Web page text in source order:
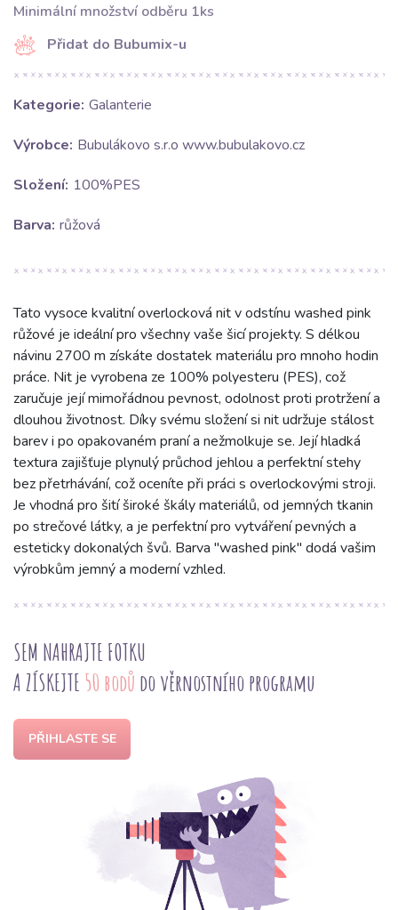
Minimální množství odběru 1ks
Přidat do Bubumix-u
Kategorie: Galanterie
Výrobce: Bubulákovo s.r.o www.bubulakovo.cz
Složení: 100%PES
Barva: růžová
Tato vysoce kvalitní overlocková nit v odstínu washed pink
růžové je ideální pro všechny vaše šicí projekty. S délkou
návinu 2700 m získáte dostatek materiálu pro mnoho hodin
práce. Nit je vyrobena ze 100% polyesteru (PES), což
zaručuje její mimořádnou pevnost, odolnost proti protržení a
dlouhou životnost. Díky svému složení si nit udržuje stálost
barev i po opakovaném praní a nežmolkuje se. Její hladká
textura zajišťuje plynulý průchod jehlou a perfektní stehy
bez přetrhávání, což oceníte při práci s overlockovými stroji.
Je vhodná pro šití široké škály materiálů, od jemných tkanin
po strečové látky, a je perfektní pro vytváření pevných a
esteticky dokonalých švů. Barva "washed pink" dodá vašim
výrobkům jemný a moderní vzhled.
SEM NAHRAJTE FOTKU
A ZÍSKEJTE 50 bodů do věrnostního programu
PŘIHLASTE SE